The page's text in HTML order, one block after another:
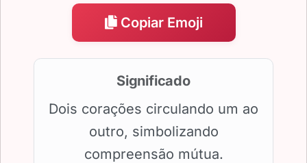
Copiar Emoji
Significado
Dois corações circulando um ao
outro, simbolizando
compreensão mútua.